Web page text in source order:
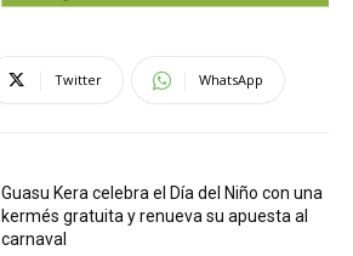
Twitter WhatsApp
Guasu Kera celebra el Día del Niño con una
kermés gratuita y renueva su apuesta al
carnaval